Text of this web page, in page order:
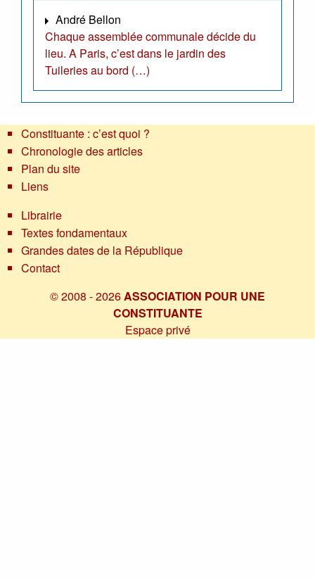
André Bellon
Chaque assemblée communale décide du
lieu. A Paris, c’est dans le jardin des
Tuileries au bord (…)
Constituante : c’est quoi ?
Chronologie des articles
Plan du site
Liens
Librairie
Textes fondamentaux
Grandes dates de la République
Contact
© 2008 - 2026ASSOCIATION POUR UNE
CONSTITUANTE
Espace privé